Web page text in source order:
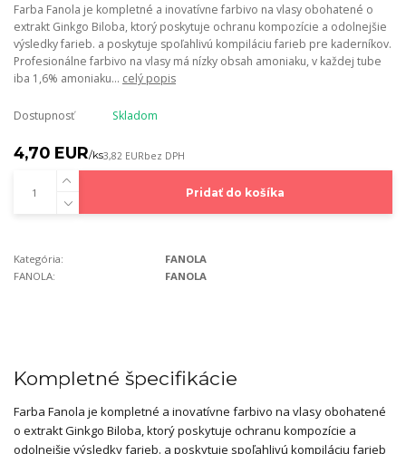
Farba Fanola je kompletné a inovatívne farbivo na vlasy obohatené o
extrakt Ginkgo Biloba, ktorý poskytuje ochranu kompozície a odolnejšie
výsledky farieb. a poskytuje spoľahlivú kompiláciu farieb pre kaderníkov.
Profesionálne farbivo na vlasy má nízky obsah amoniaku, v každej tube
iba 1,6% amoniaku... celý popis
Dostupnosť Skladom
4,70 EUR/ks3,82 EURbez DPH
Pridať do košíka
Kategória:
FANOLA
FANOLA:
FANOLA
Kompletné špecifikácie
Farba Fanola je kompletné a inovatívne farbivo na vlasy obohatené
o extrakt Ginkgo Biloba, ktorý poskytuje ochranu kompozície a
odolnejšie výsledky farieb. a poskytuje spoľahlivú kompiláciu farieb